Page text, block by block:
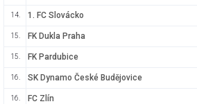
14. 1. FC Slovácko
15. FK Dukla Praha
15. FK Pardubice
16. SK Dynamo České Budějovice
16. FC Zlín